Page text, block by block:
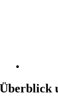
Überblick